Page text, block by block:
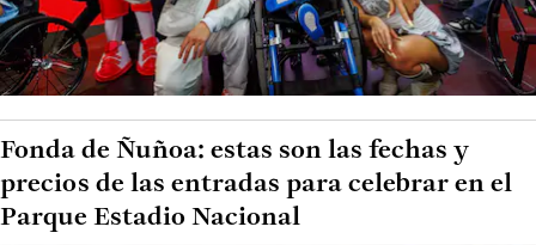
Fonda de Ñuñoa: estas son las fechas y
precios de las entradas para celebrar en el
Parque Estadio Nacional